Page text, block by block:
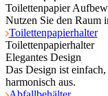
Toilettenpapier
Nutzen Sie den Raum
Toilettenpapierhalter
Toilettenpapierhalter
Elegantes Design
Das Design ist
harmonisch aus.